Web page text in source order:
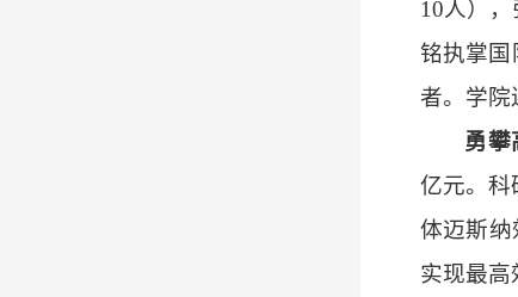
10人）
铭执掌国
者。学院
勇攀
亿元。科
体迈斯纳
实现最高